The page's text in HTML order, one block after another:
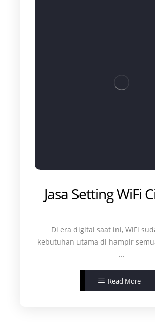
Jasa Setting WiFi
Di era digital saat ini, WiFi
kebutuhan utama di hampir
...
Read More